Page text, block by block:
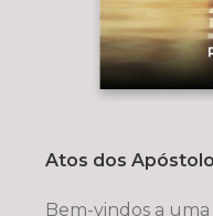
Atos dos
Bem-vindos a